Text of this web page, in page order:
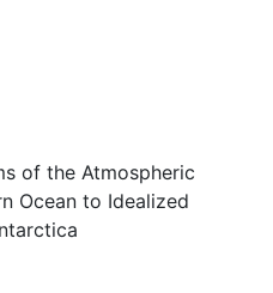
of the Atmospheric
Ocean to Idealized